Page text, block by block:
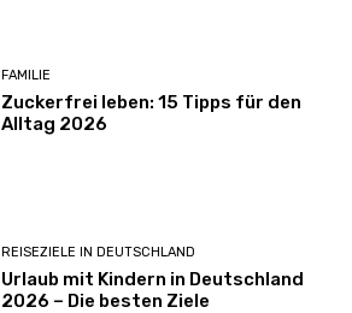
FAMILIE
Zuckerfrei leben: 15 Tipps für den
Alltag 2026
REISEZIELE IN DEUTSCHLAND
Urlaub mit Kindern in Deutschland
2026 – Die besten Ziele